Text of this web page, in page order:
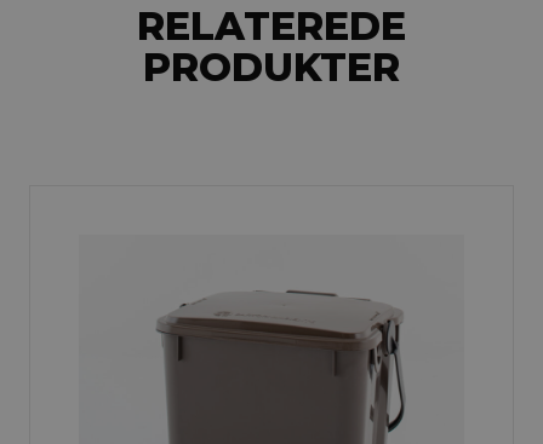
RELATEREDE
PRODUKTER